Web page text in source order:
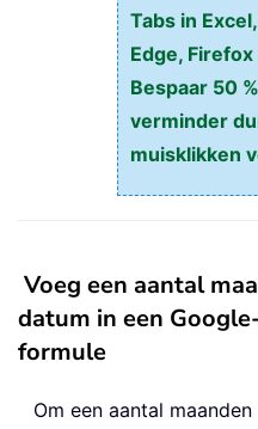
Tabs in
Edge,
Bespaar 50
verminder
muisklikken
Voeg een aantal
datum in een
formule
Om een aantal